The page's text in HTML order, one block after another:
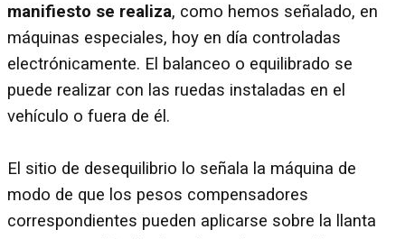
manifiesto se realiza, como hemos señalado, en
máquinas especiales, hoy en día controladas
electrónicamente. El balanceo o equilibrado se
puede realizar con las ruedas instaladas en el
vehículo o fuera de él.
El sitio de desequilibrio lo señala la máquina de
modo de que los pesos compensadores
correspondientes pueden aplicarse sobre la llanta